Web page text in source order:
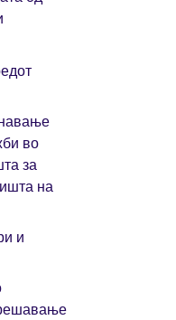
во
за
на
и